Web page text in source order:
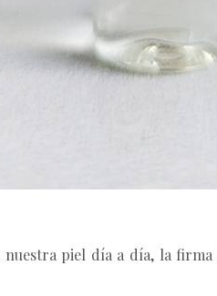
nuestra piel día a día, la firma